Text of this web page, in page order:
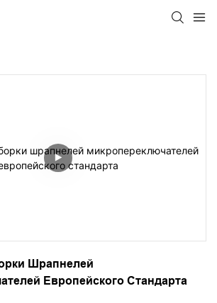
Шрапнелей
Европейского Стандарта